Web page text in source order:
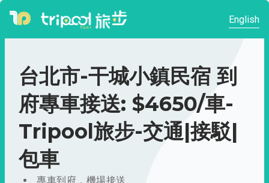
English
台北市-干城小鎮民宿 到
府專車接送: $4650/車-
Tripool旅步-交通|接駁|
包車
專車到府，機場接送